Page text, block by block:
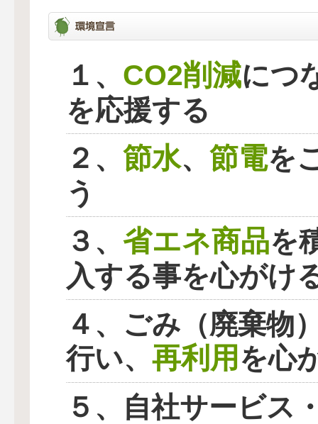
１、 CO2削減につ
を応援する
２、 節水、 節電を
う
３、 省エネ商品を
入する事を心がけ
４、ごみ（廃棄物
行い、 再利用を心
５、自社サービス